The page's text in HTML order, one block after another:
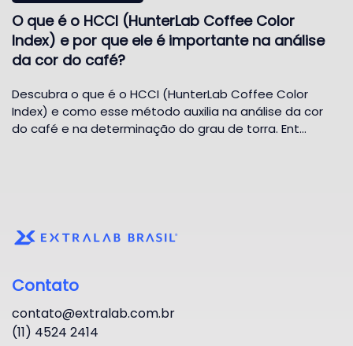
O que é o HCCI (HunterLab Coffee Color
Index) e por que ele é importante na análise
da cor do café?
Descubra o que é o HCCI (HunterLab Coffee Color
Index) e como esse método auxilia na análise da cor
do café e na determinação do grau de torra. Ent…
Contato
contato@extralab.com.br
(11) 4524 2414